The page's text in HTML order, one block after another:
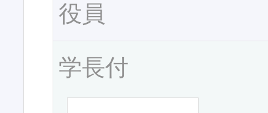
役員
学長付